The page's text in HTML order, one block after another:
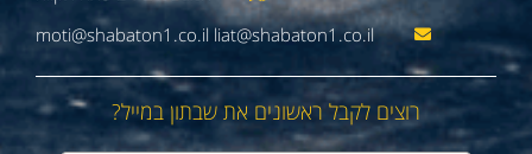
moti@shabaton1.co.il liat@shabaton1.co.il
רוצים לקבל ראשונים את שבתון במייל?